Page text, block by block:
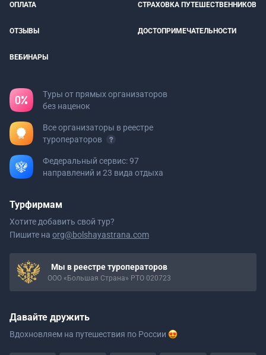
ОПЛАТА СТРАХОВКА ПУТЕШЕСТВЕННИКОВ
ОТЗЫВЫ ДОСТОПРИМЕЧАТЕЛЬНОСТИ
ВЕБИНАРЫ
Туры от прямых организаторов
без наценок
Все организаторы в реестре
туроператоров
Федеральный сервис: 97
направлений и 23 вида отдыха
Турфирмам
Хотите добавить свой тур?
Пишите на org@bolshayastrana.com
Мы в реестре туроператоров
ООО «Большая Страна» РТО 020723
Давайте дружить
Вдохновляем на путешествия по России